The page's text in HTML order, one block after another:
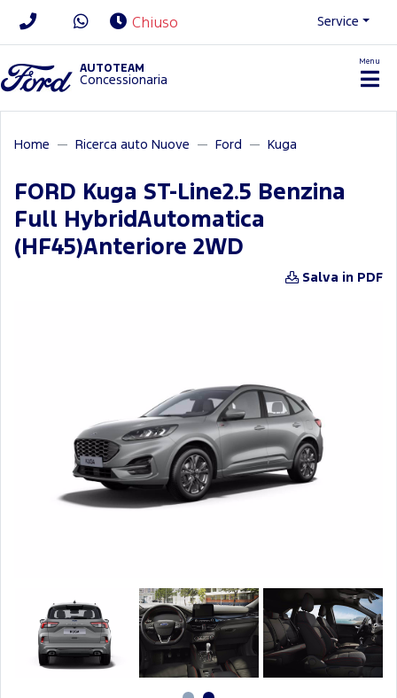
Chiuso Service
AUTOTEAM
Concessionaria
Menu
Home Ricerca auto Nuove Ford Kuga
FORD Kuga ST-Line2.5 Benzina
Full HybridAutomatica
(HF45)Anteriore 2WD
Salva in PDF